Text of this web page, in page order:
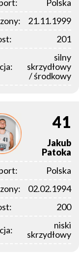
Polska
21.11.1999
201
silny
skrzydłowy
/ środkowy
41
Jakub
Patoka
Polska
02.02.1994
200
niski
skrzydłowy